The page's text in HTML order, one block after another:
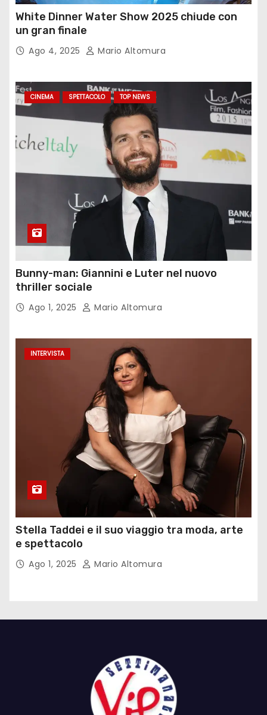
White Dinner Water Show 2025 chiude con
un gran finale
Ago 4, 2025 Mario Altomura
CINEMA SPETTACOLO TOP NEWS
Bunny-man: Giannini e Luter nel nuovo
thriller sociale
Ago 1, 2025 Mario Altomura
INTERVISTA
Stella Taddei e il suo viaggio tra moda, arte
e spettacolo
Ago 1, 2025 Mario Altomura